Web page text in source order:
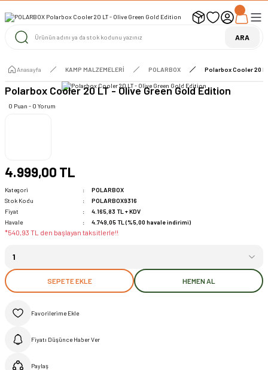
UYARI ! KARGOLAR 13 TEMMUZ 2026 YAPILACAK
1000 TL ve Üzeri Ücretsiz Kargo 1000 TL ve Üzeri Ücretsiz Kargo ARA
Anasayfa KAMP MALZEMELERİ POLARBOX Polarbox Cooler 20
Polarbox Cooler 20 LT - Olive Green Gold Edition
0 Puan - 0 Yorum
4.999,00 TL
Kategori
POLARBOX
Stok Kodu
POLARBOX9316
Fiyat
4.165,83 TL + KDV
Havale
4.749,05 TL (%5,00 havale indirimi)
*540,93 TL den başlayan taksitlerle!!
SEPETE EKLE HEMEN AL
Fiyatı Düşünce Haber Ver
Paylaş